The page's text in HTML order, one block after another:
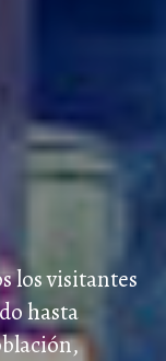
los visitantes
hasta